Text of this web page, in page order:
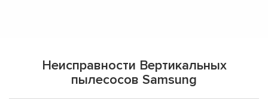
Неисправности Вертикальных
пылесосов Samsung